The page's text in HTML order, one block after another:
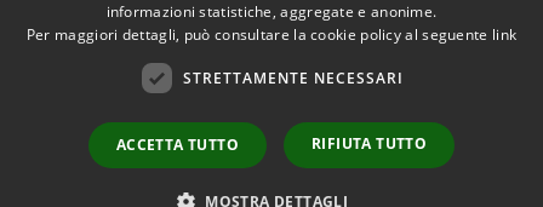
Accessibilità
Privacy
Copyright ©
Comune di Fiumicello Villa
byMunicipium•
informazioni statistiche, aggregate e anonime.
Per maggiori dettagli, può consultare la cookie policy al seguente link
STRETTAMENTE NECESSARI
ACCETTA TUTTO RIFIUTA TUTTO
MOSTRA DETTAGLI